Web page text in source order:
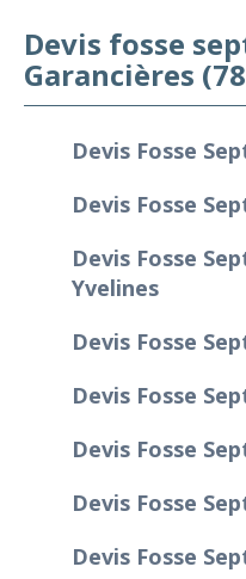
Devis fosse
Garancières
Devis Fosse
Devis Fosse
Devis Fosse
Yvelines
Devis Fosse
Devis Fosse
Devis Fosse
Devis Fosse
Devis Fosse